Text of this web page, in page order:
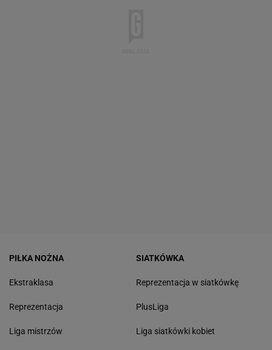
PIŁKA NOŻNA
Ekstraklasa
Reprezentacja
Liga mistrzów
SIATKÓWKA
Reprezentacja w siatkówkę
PlusLiga
Liga siatkówki kobiet